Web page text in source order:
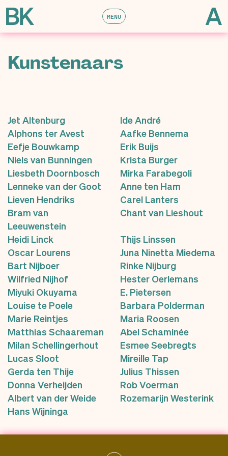
MENU
Kunstenaars
Jet Altenburg
Ide André
Alphons ter Avest
Aafke Bennema
Eefje Bouwkamp
Erik Buijs
Niels van Bunningen
Krista Burger
Liesbeth Doornbosch
Mirka Farabegoli
Lenneke van der Goot
Anne ten Ham
Lieven Hendriks
Carel Lanters
Bram van
Leeuwenstein
Chant van Lieshout
Heidi Linck
Thijs Linssen
Oscar Lourens
Juna Ninetta Miedema
Bart Nijboer
Rinke Nijburg
Wilfried Nijhof
Hester Oerlemans
Miyuki Okuyama
E. Pietersen
Louise te Poele
Barbara Polderman
Marie Reintjes
Maria Roosen
Matthias Schaareman
Abel Schaminée
Milan Schellingerhout
Esmee Seebregts
Lucas Sloot
Mireille Tap
Gerda ten Thije
Julius Thissen
Donna Verheijden
Rob Voerman
Albert van der Weide
Rozemarijn Westerink
Hans Wijninga